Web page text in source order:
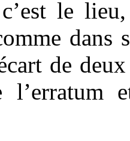
le
dans
de
l’erratum